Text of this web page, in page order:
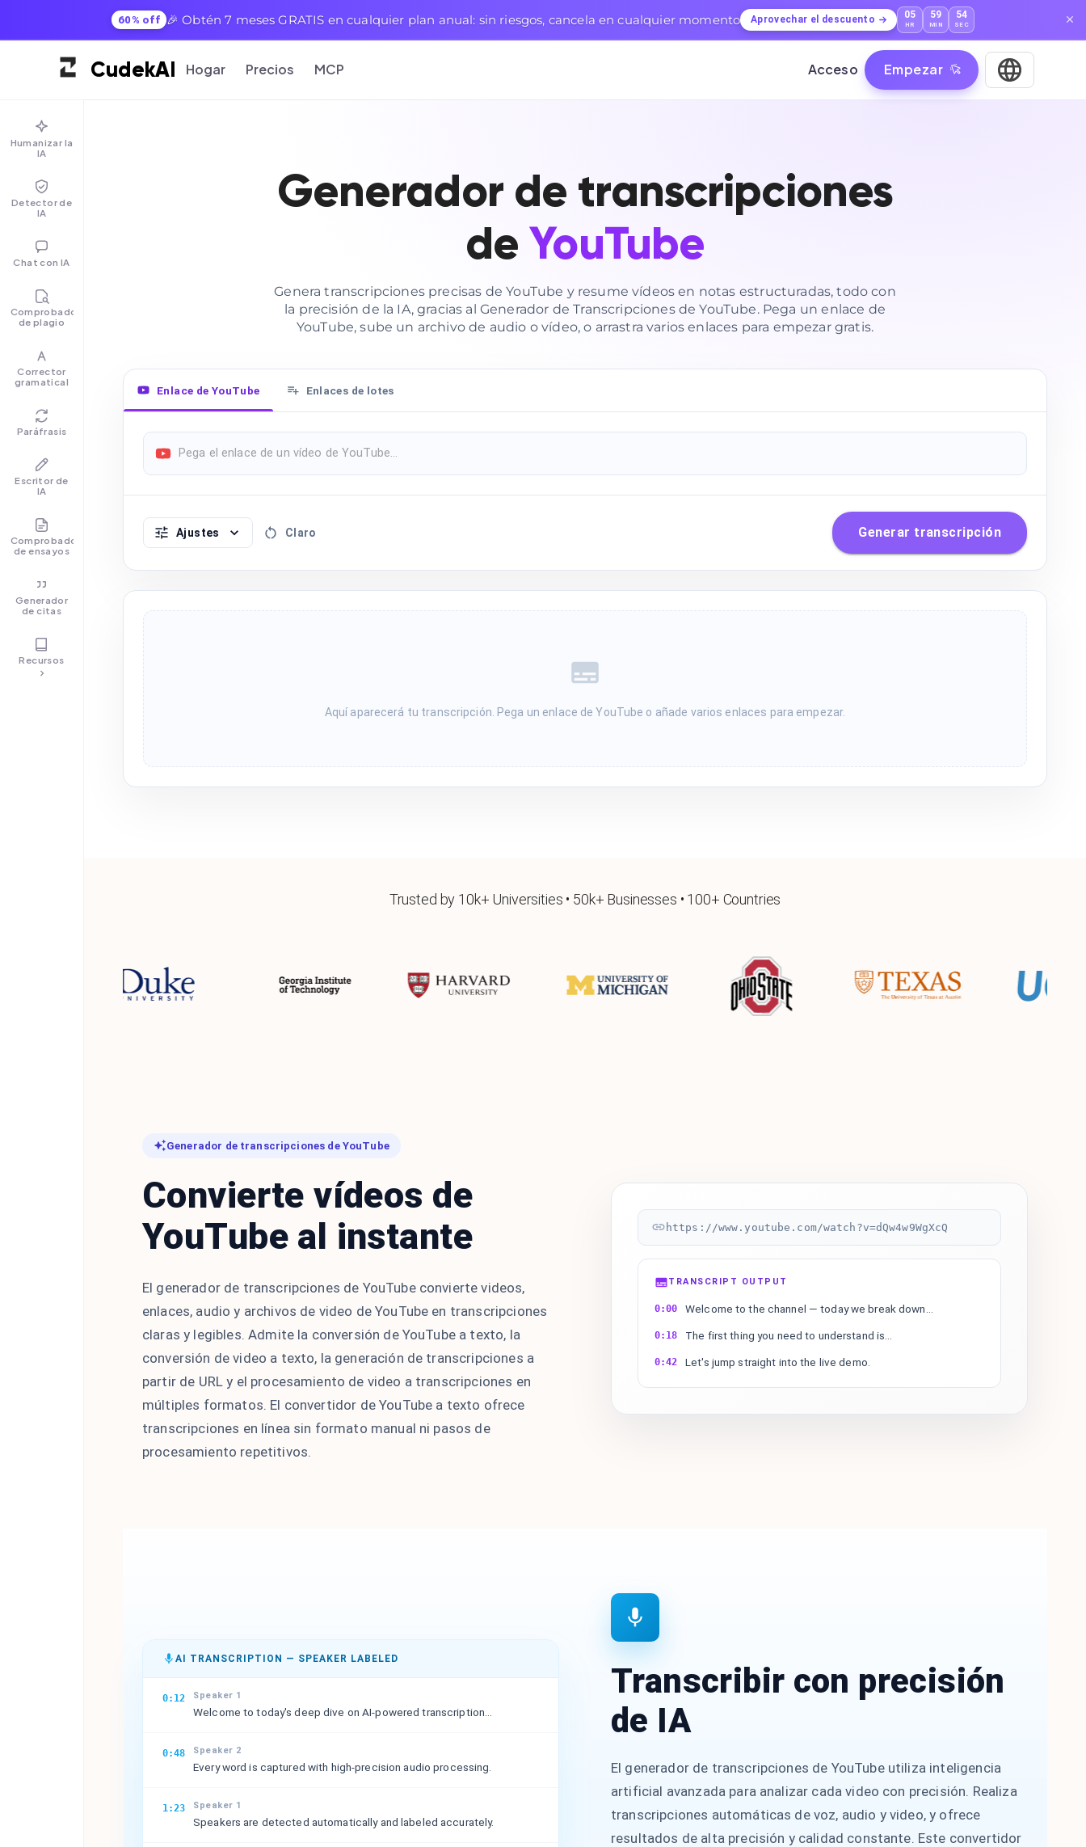
60% off 🎉 Obtén 7 meses GRATIS en cualquier plan anual: sin riesgos, cancela en cualquier momento Aprovechar el descuento 05
HR
59
MIN
53
SEC
CudekAI Hogar Precios MCP Acceso Empezar
Humanizar la
IA
Detector de
IA
Chat con IA
Comprobador
de plagio
Corrector
gramatical
Paráfrasis
Escritor de
IA
Comprobador
de ensayos
Generador
de citas
Recursos
Generador de transcripciones
de YouTube
Genera transcripciones precisas de YouTube y resume vídeos en notas estructuradas, todo con
la precisión de la IA, gracias al Generador de Transcripciones de YouTube. Pega un enlace de
YouTube, sube un archivo de audio o vídeo, o arrastra varios enlaces para empezar gratis.
Enlace de YouTube Enlaces de lotes
Ajustes Claro Generar transcripción
Aquí aparecerá tu transcripción. Pega un enlace de YouTube o añade varios enlaces para empezar.
Trusted by 10k+ Universities • 50k+ Businesses • 100+ Countries
Generador de transcripciones de YouTube
Convierte vídeos de
YouTube al instante
El generador de transcripciones de YouTube convierte videos,
enlaces, audio y archivos de video de YouTube en transcripciones
claras y legibles. Admite la conversión de YouTube a texto, la
conversión de video a texto, la generación de transcripciones a
partir de URL y el procesamiento de video a transcripciones en
múltiples formatos. El convertidor de YouTube a texto ofrece
transcripciones en línea sin formato manual ni pasos de
procesamiento repetitivos.
https://www.youtube.com/watch?v=dQw4w9WgXcQ
TRANSCRIPT OUTPUT
0:00 Welcome to the channel — today we break down...
0:18 The first thing you need to understand is...
0:42 Let's jump straight into the live demo.
AI TRANSCRIPTION — SPEAKER LABELED
0:12 Speaker 1
Welcome to today's deep dive on AI-powered transcription...
0:48 Speaker 2
Every word is captured with high-precision audio processing.
1:23 Speaker 1
Speakers are detected automatically and labeled accurately.
Transcribir con precisión
de IA
El generador de transcripciones de YouTube utiliza inteligencia
artificial avanzada para analizar cada video con precisión. Realiza
transcripciones automáticas de voz, audio y video, y ofrece
resultados de alta precisión y calidad constante. Este convertidor